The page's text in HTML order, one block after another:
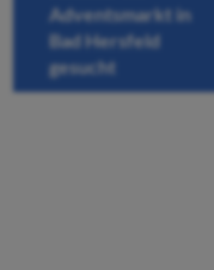
Adventsmarkt in
Bad Hersfeld
gesucht